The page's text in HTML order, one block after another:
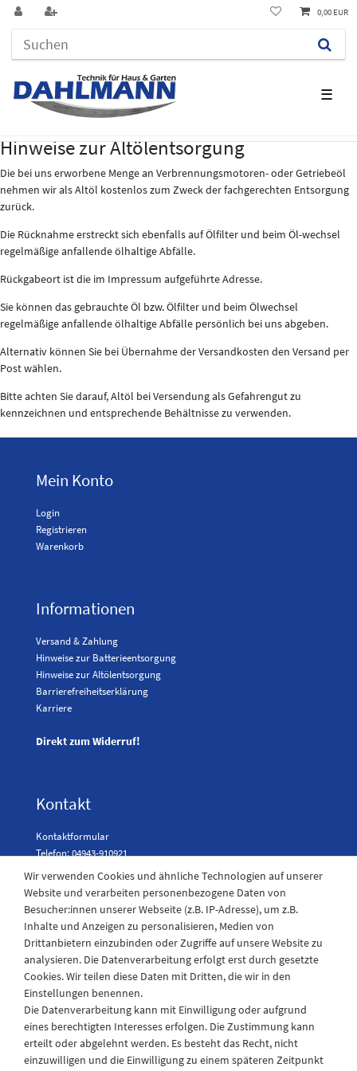
☰
0,00 EUR
Hinweise zur Altölentsorgung
Die bei uns erworbene Menge an Verbrennungsmotoren- oder Getriebeöl
nehmen wir als Altöl kostenlos zum Zweck der fachgerechten Entsorgung
zurück.
Die Rücknahme erstreckt sich ebenfalls auf Ölfilter und beim Öl-wechsel
regelmäßige anfallende ölhaltige Abfälle.
Rückgabeort ist die im Impressum aufgeführte Adresse.
Sie können das gebrauchte Öl bzw. Ölfilter und beim Ölwechsel
regelmäßige anfallende ölhaltige Abfälle persönlich bei uns abgeben.
Alternativ können Sie bei Übernahme der Versandkosten den Versand per
Post wählen.
Bitte achten Sie darauf, Altöl bei Versendung als Gefahrengut zu
kennzeichnen und entsprechende Behältnisse zu verwenden.
Mein Konto
Login
Registrieren
Warenkorb
Informationen
Versand & Zahlung
Hinweise zur Batterieentsorgung
Hinweise zur Altölentsorgung
Barrierefreiheitserklärung
Karriere
Direkt zum Widerruf!
Kontakt
Kontaktformular
Telefon: 04943-910921
Laden Öffnungszeiten
Montag - Freitag
08:30 - 12:30 und 13.00 - 17.30 Uhr
Samstags
08:30 bis 12:30 Uhr
Wir verwenden Cookies und ähnliche Technologien auf unserer
Website und verarbeiten personenbezogene Daten von
Besucher:innen unserer Webseite (z.B. IP-Adresse), um z.B.
Inhalte und Anzeigen zu personalisieren, Medien von
Drittanbietern einzubinden oder Zugriffe auf unsere Website zu
analysieren. Die Datenverarbeitung erfolgt erst durch gesetzte
Cookies. Wir teilen diese Daten mit Dritten, die wir in den
Einstellungen benennen.
Die Datenverarbeitung kann mit Einwilligung oder aufgrund
eines berechtigten Interesses erfolgen. Die Zustimmung kann
erteilt oder abgelehnt werden. Es besteht das Recht, nicht
einzuwilligen und die Einwilligung zu einem späteren Zeitpunkt